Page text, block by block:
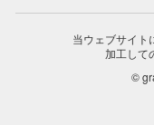
当ウェブサイト
加工して
©